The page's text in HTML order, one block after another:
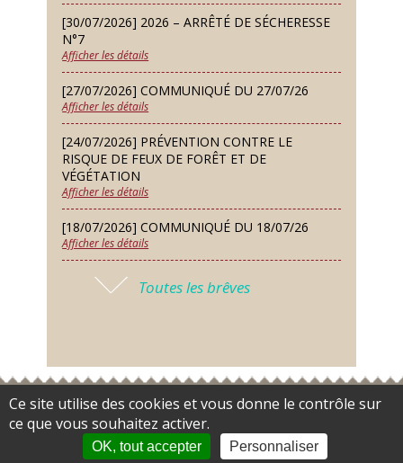
Ce site utilise des cookies et vous donne le contrôle sur
ce que vous souhaitez activer.
OK, tout accepter Personnaliser
Dimanche 13 Sep
Repas de fouées
Lundi 14 Sep
Conseil municipal du 14 septembre
2026
Jeudi 24 Sep
Permanence des Architectes des
Bâtiments de France
Samedi 26 Sep
Concours de palets
Vendredi 09 Oct
Soirée des nouveaux habitants
Concours de belote
[30/07/2026] 2026 – ARRÊTÉ DE SÉCHERESSE
N°7
Afficher les détails
[27/07/2026] COMMUNIQUÉ DU 27/07/26
Afficher les détails
[24/07/2026] PRÉVENTION CONTRE LE
RISQUE DE FEUX DE FORÊT ET DE
VÉGÉTATION
Afficher les détails
[18/07/2026] COMMUNIQUÉ DU 18/07/26
Afficher les détails
[17/07/2026] 2026 – ARRÊTÉ DE SÉCHERESSE
[16/07/2026] FERMETURE EXCEPTIONNELLE
DE LA MAIRIE
Afficher les détails
Toutes les brêves
Accès restreint Flux RSS Plan du site
Gestion des cookies
Données personnelles
Mentions légales
en ligne